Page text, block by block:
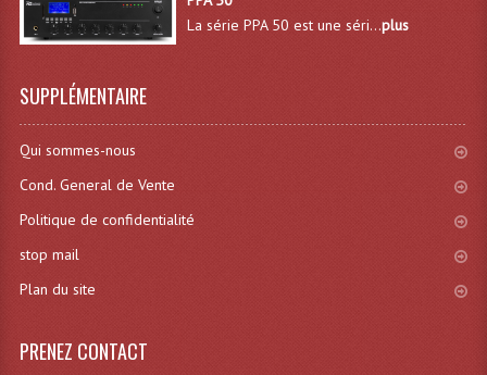
Crochets Et Accessoires
Grill Auto-Porté
La série PPA 50 est une séri...plus
SUPPLÉMENTAIRE
Qui sommes-nous
Cond. General de Vente
Politique de confidentialité
stop mail
Plan du site
PRENEZ CONTACT